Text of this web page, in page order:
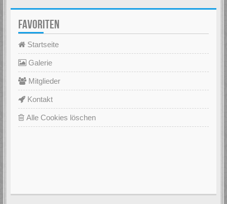
FAVORITEN
Startseite
Galerie
Mitglieder
Kontakt
Alle Cookies löschen